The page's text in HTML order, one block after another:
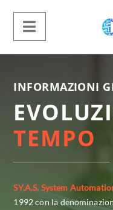
INFORMAZIONI
TEMPO
SY.A.S. System
1992 con la